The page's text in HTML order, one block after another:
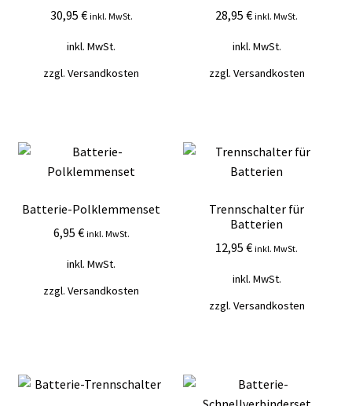
30,95 € inkl. MwSt.
inkl. MwSt.
zzgl.Versandkosten
28,95€ inkl. MwSt.
inkl. MwSt.
zzgl. Versandkosten
Batterie-Polklemmenset
6,95 € inkl. MwSt.
inkl. MwSt.
zzgl.Versandkosten
Trennschalter für
Batterien
12,95€ inkl. MwSt.
inkl. MwSt.
zzgl. Versandkosten